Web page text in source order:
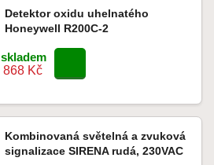
Detektor oxidu uhelnatého
Honeywell R200C-2
skladem
868 Kč
Kombinovaná světelná a zvuková
signalizace SIRENA rudá, 230VAC